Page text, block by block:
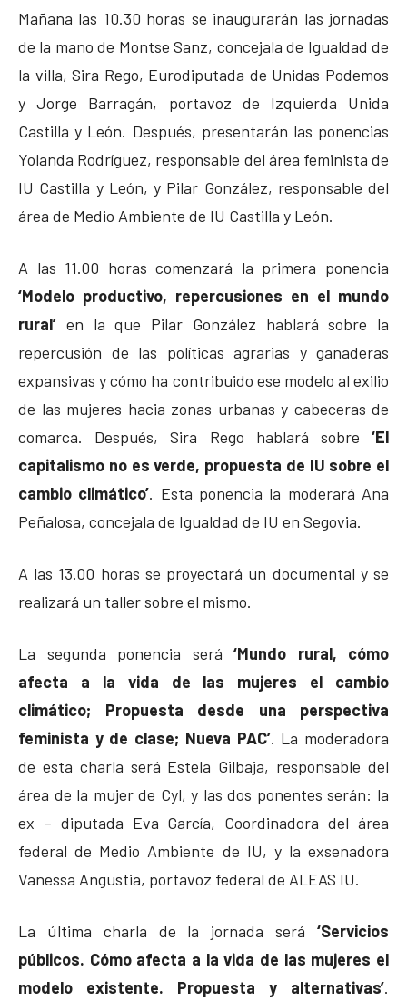
Mañana las 10.30 horas se inaugurarán las jornadas
de la mano de Montse Sanz, concejala de Igualdad de
la villa, Sira Rego, Eurodiputada de Unidas Podemos
y Jorge Barragán, portavoz de Izquierda Unida
Castilla y León. Después, presentarán las ponencias
Yolanda Rodríguez, responsable del área feminista de
IU Castilla y León, y Pilar González, responsable del
área de Medio Ambiente de IU Castilla y León.
A las 11.00 horas comenzará la primera ponencia
‘Modelo productivo, repercusiones en el mundo
rural’ en la que Pilar González hablará sobre la
repercusión de las políticas agrarias y ganaderas
expansivas y cómo ha contribuido ese modelo al exilio
de las mujeres hacia zonas urbanas y cabeceras de
comarca. Después, Sira Rego hablará sobre ‘El
capitalismo no es verde, propuesta de IU sobre el
cambio climático’. Esta ponencia la moderará Ana
Peñalosa, concejala de Igualdad de IU en Segovia.
A las 13.00 horas se proyectará un documental y se
realizará un taller sobre el mismo.
La segunda ponencia será ‘Mundo rural, cómo
afecta a la vida de las mujeres el cambio
climático; Propuesta desde una perspectiva
feminista y de clase; Nueva PAC’. La moderadora
de esta charla será Estela Gilbaja, responsable del
área de la mujer de Cyl, y las dos ponentes serán: la
ex – diputada Eva García, Coordinadora del área
federal de Medio Ambiente de IU, y la exsenadora
Vanessa Angustia, portavoz federal de ALEAS IU.
La última charla de la jornada será ‘Servicios
públicos. Cómo afecta a la vida de las mujeres el
modelo existente. Propuesta y alternativas’.